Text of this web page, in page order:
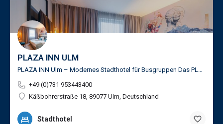
PLAZA INN ULM
+49 (0)731 953443400
Käßbohrerstraße 18, 89077 Ulm, Deutschland
Stadthotel